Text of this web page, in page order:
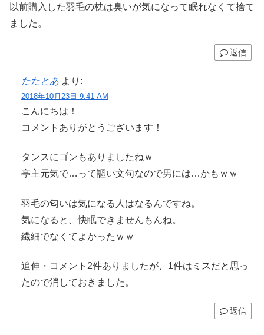
以前購入した羽毛の枕は臭いが気になって眠れなくて捨て
ました。
返信
たたとあ より:
2018年10月23日 9:41 AM
こんにちは！
コメントありがとうございます！
タンスにゴンもありましたねｗ
亭主元気で…って謳い文句なので男には…かもｗｗ
羽毛の匂いは気になる人はなるんですね。
気になると、快眠できませんもんね。
繊細でなくてよかったｗｗ
追伸・コメント2件ありましたが、1件はミスだと思っ
たので消しておきました。
返信